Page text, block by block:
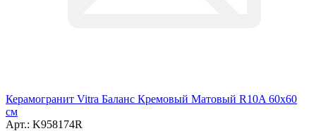
Керамогранит Vitra Баланс Кремовый Матовый R10A 60x60
см
Арт.: K958174R